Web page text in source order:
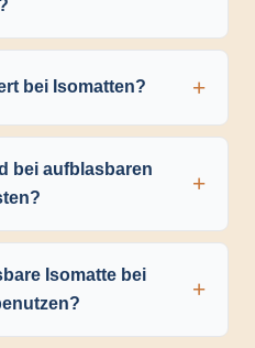
bei Isomatten?
bei aufblasbaren
Isomatte bei